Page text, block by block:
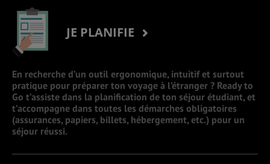
JE PLANIFIE
En recherche d’un outil ergonomique, intuitif et surtout
pratique pour préparer ton voyage à l’étranger ? Ready to
Go t’assiste dans la planification de ton séjour étudiant, et
t’accompagne dans toutes les démarches obligatoires
(assurances, papiers, billets, hébergement, etc.) pour un
séjour réussi.